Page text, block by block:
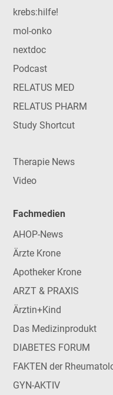
krebs:hilfe!
mol-onko
nextdoc
Podcast
RELATUS MED
RELATUS PHARM
Study Shortcut
Therapie News
Video
Fachmedien
AHOP-News
Ärzte Krone
Apotheker Krone
ARZT & PRAXIS
Ärztin+Kind
Das Medizinprodukt
DIABETES FORUM
FAKTEN der
GYN-AKTIV